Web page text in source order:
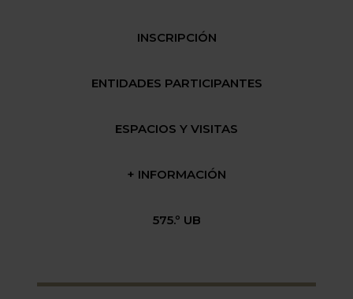
INSCRIPCIÓN
ENTIDADES PARTICIPANTES
ESPACIOS Y VISITAS
+ INFORMACIÓN
575.º UB